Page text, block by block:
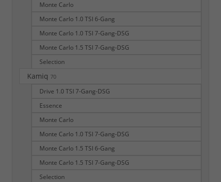
Monte Carlo
Monte Carlo 1.0 TSI 6-Gang
Monte Carlo 1.0 TSI 7-Gang-DSG
Monte Carlo 1.5 TSI 7-Gang-DSG
Selection
Kamiq 70
Drive 1.0 TSI 7-Gang-DSG
Essence
Monte Carlo
Monte Carlo 1.0 TSI 7-Gang-DSG
Monte Carlo 1.5 TSI 6-Gang
Monte Carlo 1.5 TSI 7-Gang-DSG
Selection